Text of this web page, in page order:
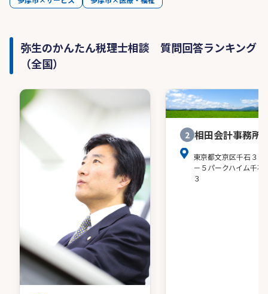
弥生のかんたん税理士相談 質問回答ランキング
（全国）
2 相田会計事務所
東京都文京区千石３－
－５パークハイム千石
３